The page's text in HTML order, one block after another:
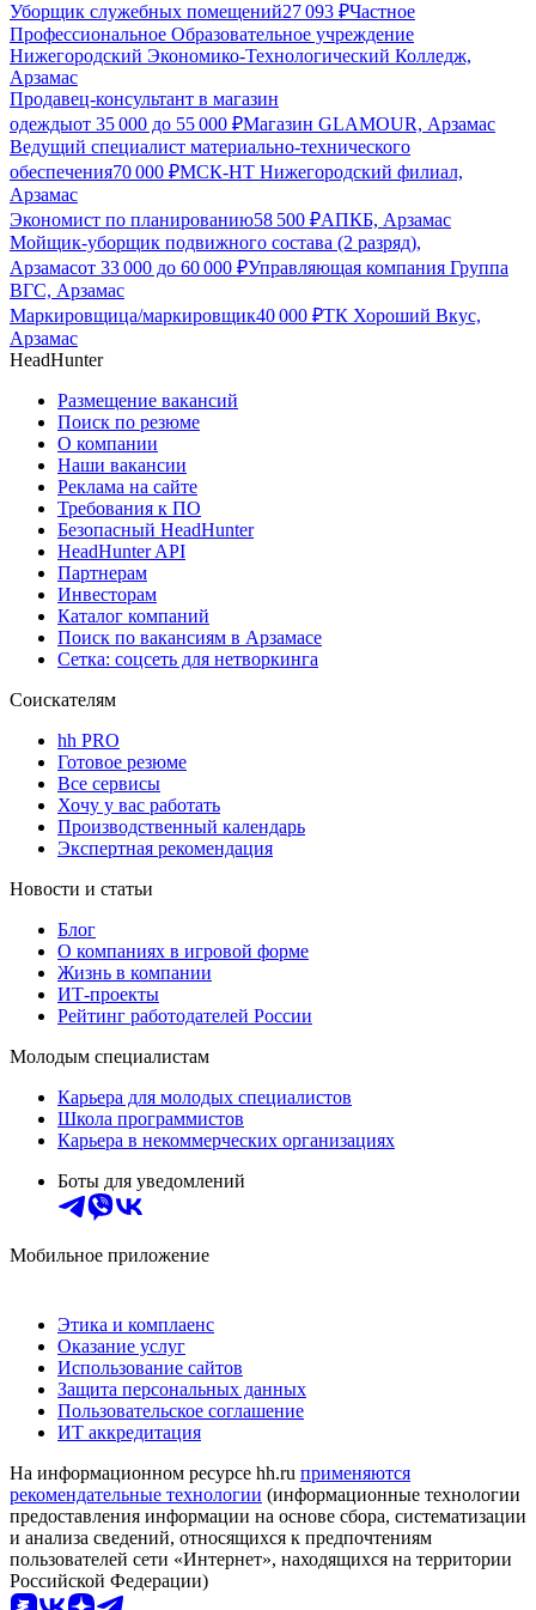
Уборщик служебных помещений27 093 ₽Частное
Профессиональное Образовательное учреждение
Нижегородский Экономико-Технологический Колледж,
Арзамас
Продавец-консультант в магазин
одеждыот 35 000 до 55 000 ₽Магазин GLAMOUR, Арзамас
Ведущий специалист материально-технического
обеспечения70 000 ₽МСК-НТ Нижегородский филиал,
Арзамас
Экономист по планированию58 500 ₽АПКБ, Арзамас
Мойщик-уборщик подвижного состава (2 разряд),
Арзамасот 33 000 до 60 000 ₽Управляющая компания Группа
ВГС, Арзамас
Маркировщица/маркировщик40 000 ₽ТК Хороший Вкус,
Арзамас
HeadHunter
Размещение вакансий
Поиск по резюме
О компании
Наши вакансии
Реклама на сайте
Требования к ПО
Безопасный HeadHunter
HeadHunter API
Партнерам
Инвесторам
Каталог компаний
Поиск по вакансиям в Арзамасе
Сетка: соцсеть для нетворкинга
Соискателям
hh PRO
Готовое резюме
Все сервисы
Хочу у вас работать
Производственный календарь
Экспертная рекомендация
Новости и статьи
Блог
О компаниях в игровой форме
Жизнь в компании
ИТ-проекты
Рейтинг работодателей России
Молодым специалистам
Карьера для молодых специалистов
Школа программистов
Карьера в некоммерческих организациях
Боты для уведомлений
Мобильное приложение
Этика и комплаенс
Оказание услуг
Использование сайтов
Защита персональных данных
Пользовательское соглашение
ИТ аккредитация
На информационном ресурсе hh.ru применяются
рекомендательные технологии (информационные технологии
предоставления информации на основе сбора, систематизации
и анализа сведений, относящихся к предпочтениям
пользователей сети «Интернет», находящихся на территории
Российской Федерации)